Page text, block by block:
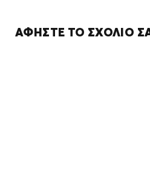
ΑΦΉΣΤΕ ΤΟ ΣΧΌΛΙΌ